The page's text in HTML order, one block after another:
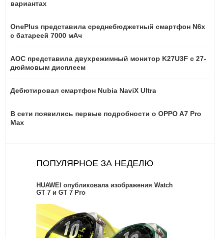
вариантах
OnePlus представила среднебюджетный смартфон N6x
с батареей 7000 мАч
AOC представила двухрежимный монитор K27U3F с 27-
дюймовым дисплеем
Дебютировал смартфон Nubia NaviX Ultra
В сети появились первые подробности о OPPO A7 Pro
Max
ПОПУЛЯРНОЕ ЗА НЕДЕЛЮ
HUAWEI опубликовала изображения Watch
GT 7 и GT 7 Pro